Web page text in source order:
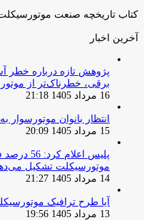
کتاب تاریخچه صنعت
آخرین اخبار
پژوهش تازه درباره خطر
برقی، خطرناک‌تر از
16 مرداد 1405 21:18
انتظار بانوان موتورسوار
15 مرداد 1405 20:09
پلیس
موتورسیکلت تشکیل
14 مرداد 1405 21:27
آیا طرح ترافیک
13 مرداد 1405 19:56